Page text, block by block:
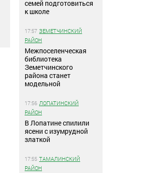
семей подготовиться
к школе
17:57 ЗЕМЕТЧИНСКИЙ
РАЙОН
Межпоселенческая
библиотека
Земетчинского
района станет
модельной
17:56 ЛОПАТИНСКИЙ
РАЙОН
В Лопатине спилили
ясени с изумрудной
златкой
17:55 ТАМАЛИНСКИЙ
РАЙОН